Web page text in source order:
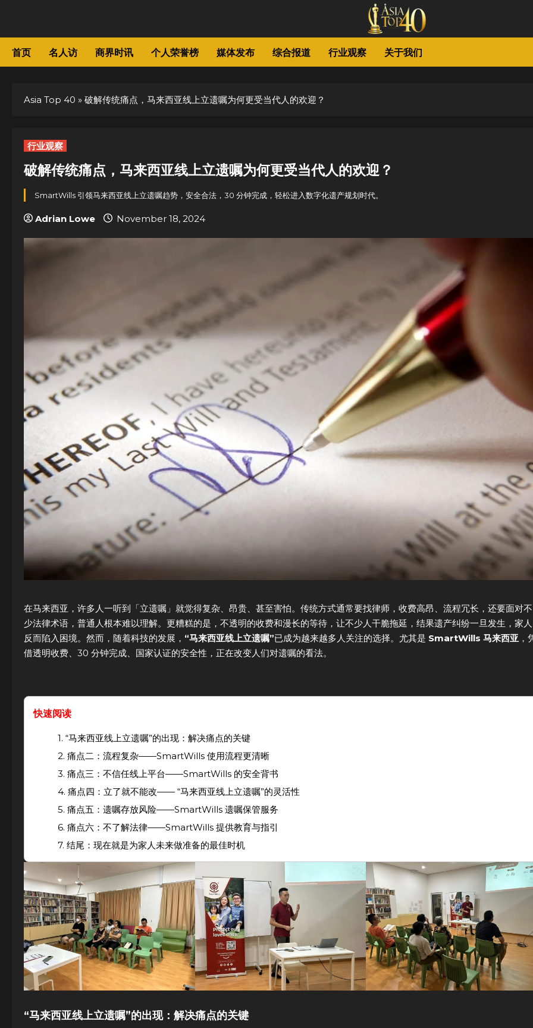
content
首页 名人访 商界时讯 个人荣誉榜 媒体发布 综合报道 行业观察 关于我们
Asia Top 40 » 破解传统痛点，马来西亚线上立遗嘱为何更受当代人的欢迎？
行业观察
破解传统痛点，马来西亚线上立遗嘱为何更受当代人的欢迎？
SmartWills 引领马来西亚线上立遗嘱趋势，安全合法，30 分钟完成，轻松进入数字化遗产规划时代。
Adrian Lowe November 18, 2024
在马来西亚，许多人一听到「立遗嘱」就觉得复杂、昂贵、甚至害怕。传统方式通常要找律师，收费高昂、流程冗长，还要面对不
少法律术语，普通人根本难以理解。更糟糕的是，不透明的收费和漫长的等待，让不少人干脆拖延，结果遗产纠纷一旦发生，家人
反而陷入困境。然而，随着科技的发展， “马来西亚线上立遗嘱”已成为越来越多人关注的选择。尤其是 SmartWills 马来西亚 ，
借透明收费、30 分钟完成、国家认证的安全性，正在改变人们对遗嘱的看法。
快速阅读
1. “马来西亚线上立遗嘱”的出现：解决痛点的关键
2. 痛点二：流程复杂——SmartWills 使用流程更清晰
3. 痛点三：不信任线上平台——SmartWills 的安全背书
4. 痛点四：立了就不能改—— “马来西亚线上立遗嘱”的灵活性
5. 痛点五：遗嘱存放风险——SmartWills 遗嘱保管服务
6. 痛点六：不了解法律——SmartWills 提供教育与指引
7. 结尾：现在就是为家人未来做准备的最佳时机
“马来西亚线上立遗嘱”的出现：解决痛点的关键